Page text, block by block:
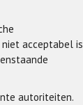
acceptabel is
autoriteiten.